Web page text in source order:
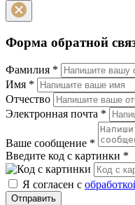
Форма обратной
Фамилия *
Имя *
Отчество
Электронная почта *
Ваше сообщение *
Введите код с картинки *
Я согласен с
Отправить